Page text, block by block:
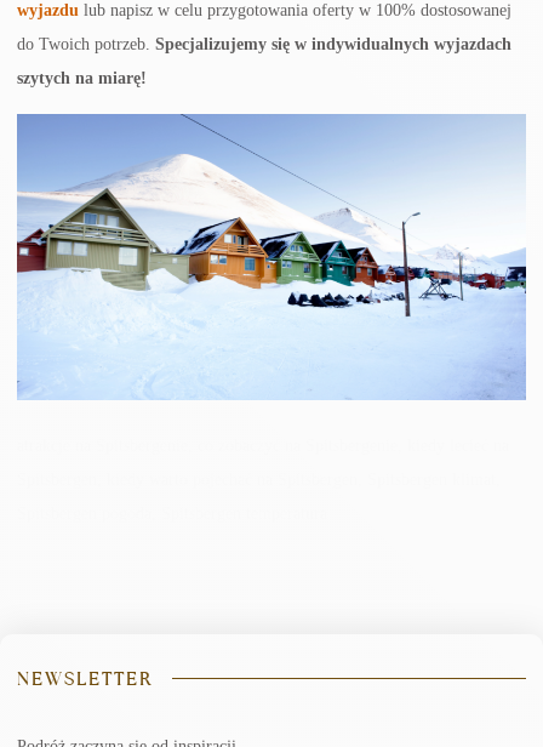
wyjazdu lub napisz w celu przygotowania oferty w 100% dostosowanej
do Twoich potrzeb. Specjalizujemy się w indywidualnych wyjazdach
szytych na miarę!
NEWSLETTER